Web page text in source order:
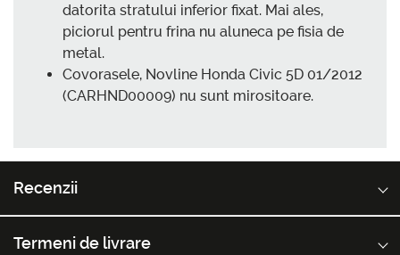
datorita stratului inferior fixat. Mai ales,
piciorul pentru frina nu aluneca pe fisia de
metal.
Covorasele, Novline Honda Civic 5D 01/2012
(CARHND00009) nu sunt mirositoare.
Recenzii
Termeni de livrare